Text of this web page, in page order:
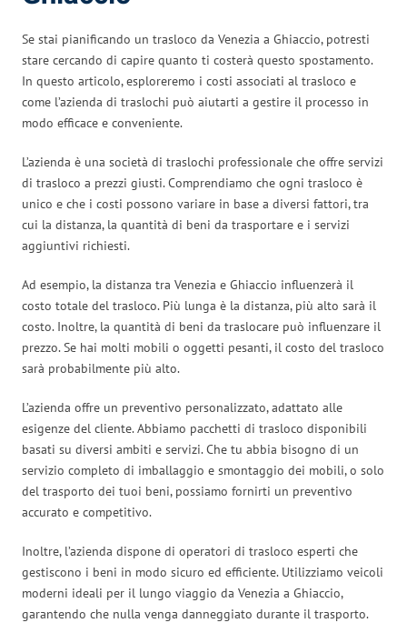
Se stai pianificando un trasloco da Venezia a Ghiaccio, potresti
stare cercando di capire quanto ti costerà questo spostamento.
In questo articolo, esploreremo i costi associati al trasloco e
come l’azienda di traslochi può aiutarti a gestire il processo in
modo efficace e conveniente.
L’azienda è una società di traslochi professionale che offre servizi
di trasloco a prezzi giusti. Comprendiamo che ogni trasloco è
unico e che i costi possono variare in base a diversi fattori, tra
cui la distanza, la quantità di beni da trasportare e i servizi
aggiuntivi richiesti.
Ad esempio, la distanza tra Venezia e Ghiaccio influenzerà il
costo totale del trasloco. Più lunga è la distanza, più alto sarà il
costo. Inoltre, la quantità di beni da traslocare può influenzare il
prezzo. Se hai molti mobili o oggetti pesanti, il costo del trasloco
sarà probabilmente più alto.
L’azienda offre un preventivo personalizzato, adattato alle
esigenze del cliente. Abbiamo pacchetti di trasloco disponibili
basati su diversi ambiti e servizi. Che tu abbia bisogno di un
servizio completo di imballaggio e smontaggio dei mobili, o solo
del trasporto dei tuoi beni, possiamo fornirti un preventivo
accurato e competitivo.
Inoltre, l’azienda dispone di operatori di trasloco esperti che
gestiscono i beni in modo sicuro ed efficiente. Utilizziamo veicoli
moderni ideali per il lungo viaggio da Venezia a Ghiaccio,
garantendo che nulla venga danneggiato durante il trasporto.